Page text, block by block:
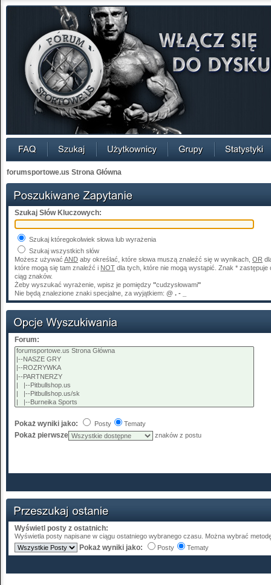
forumsportowe.us Strona Główna
Szukaj Słów Kluczowych:
Szukaj któregokolwiek słowa lub wyrażenia
Szukaj wszystkich słów
Możesz używać AND aby określać, które słowa muszą znaleźć się w wynikach, OR
które mogą się tam znaleźć i NOT dla tych, które nie mogą wystąpić. Znak * zastępuje
ciąg znaków.
Żeby wyszukać wyrażenie, wpisz je pomiędzy "cudzysłowami"
Nie będą znalezione znaki specjalne, za wyjątkiem: @ . - _
Forum:
Pokaż wyniki jako: Posty Tematy
Pokaż pierwsze znaków z postu
Wyświetl posty z ostatnich:
Wyświetla posty napisane w ciągu ostatniego wybranego czasu. Można wybrać
Pokaż wyniki jako: Posty Tematy